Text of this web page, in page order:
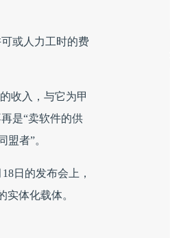
或人力工时的费
收入，与它为甲
是“卖软件的供
盟者”。
日的发布会上，
实体化载体。